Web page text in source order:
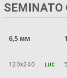
SEMINATO
6,5 мм
120x240 LUC